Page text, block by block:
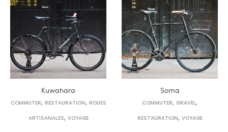
Kuwahara
COMMUTER, RESTAURATION, ROUES
ARTISANALES, VOYAGE
Soma
COMMUTER, GRAVEL,
RESTAURATION, VOYAGE